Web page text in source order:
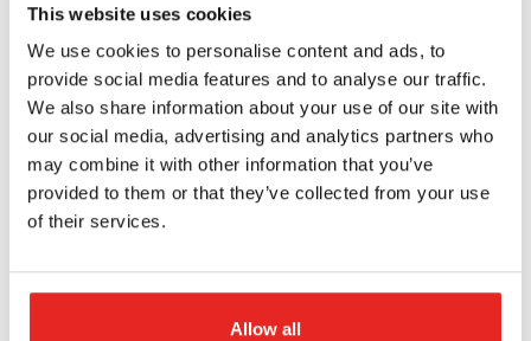
This website uses cookies
We use cookies to personalise content and ads, to
provide social media features and to analyse our traffic.
We also share information about your use of our site with
our social media, advertising and analytics partners who
may combine it with other information that you’ve
provided to them or that they’ve collected from your use
of their services.
Allow all
hasta su corrección
• Pérdida de elegibilidad para promociones, descuentos
o programas de marketing cooperativo durante la
suspensión
Tercera Infracción (dentro de 12 meses)
• Pérdida de descuento
• Posible terminación del estatus de distribuidor
• Pérdida de descuento en cualquier pedido pendiente,
a discreción de Euroboor USA Inc.